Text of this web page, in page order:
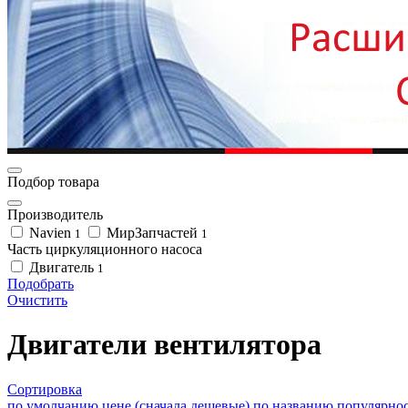
Подбор товара
Производитель
Navien 1 МирЗапчастей 1
Часть циркуляционного насоса
Двигатель 1
Подобрать
Очистить
Двигатели вентилятора
Сортировка